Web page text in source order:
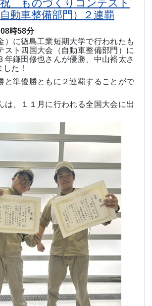
祝 ものづくりコンテスト
動車整備部門）２連覇
時58分
）に徳島工業短期大学で行われたも
スト四国大会（自動車整備部門）に
年鎌田修也さんが優勝、中山裕太さ
た！
と準優勝ともに２連覇することがで
は、１１月に行われる全国大会に出